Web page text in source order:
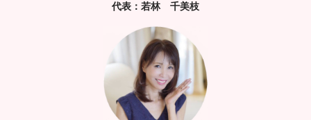
代表：若林 千美枝